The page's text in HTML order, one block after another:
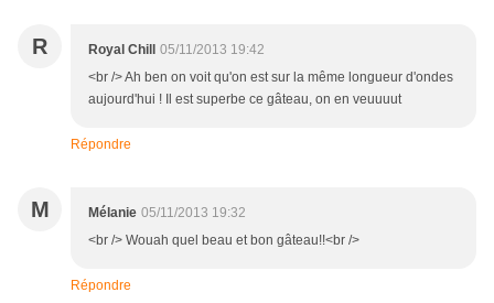
R Royal Chill
05/11/2013 19:42
<br /> Ah ben on voit qu'on est sur la même longueur d'ondes
aujourd'hui ! Il est superbe ce gâteau, on en veuuuut
Répondre
M Mélanie 05/11/2013 19:32
<br /> Wouah quel beau et bon gâteau!!<br />
Répondre